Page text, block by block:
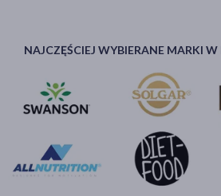
NAJCZĘŚCIEJ WYBIERANE MARKI